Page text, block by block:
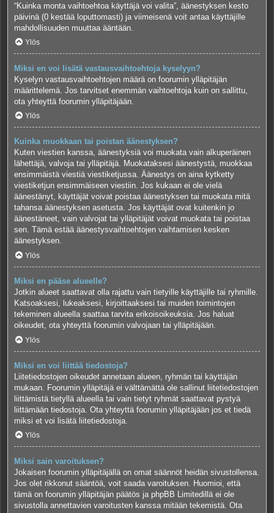
“Kuinka monta vaihtoehtoa käyttäjä voi valita”, äänestyksen kesto
päivinä (0 kestää loputtomasti) ja viimeisenä voit antaa käyttäjille
mahdollisuuden muuttaa ääntään.
Ylös
Miksi en voi lisätä vastausvaihtoehtoja kyselyyn?
Kyselyn vastausvaihtoehtojen määrä on foorumin ylläpitäjän
määrittelemä. Jos tarvitset enemmän vaihtoehtoja kuin on sallittu,
ota yhteyttä foorumin ylläpitäjään.
Ylös
Kuinka muokkaan tai poistan äänestyksen?
Kuten viestien kanssa, äänestyksiä voi muokata vain alkuperäinen
lähettäjä, valvoja tai ylläpitäjä. Muokataksesi äänestystä, muokkaa
ensimmäistä viestiä viestiketjussa. Äänestys on aina kytketty
viestiketjun ensimmäiseen viestiin. Jos kukaan ei ole vielä
äänestänyt, käyttäjät voivat poistaa äänestyksen tai muokata mitä
tahansa äänestyksen asetusta. Jos käyttäjät ovat kuitenkin jo
äänestäneet, vain valvojat tai ylläpitäjät voivat muokata tai poistaa
sen. Tämä estää äänestysvaihtoehtojen vaihtamisen kesken
äänestyksen.
Ylös
Miksi en pääse alueelle?
Jotkin alueet saattavat olla rajattu vain tietyille käyttäjille tai ryhmille.
Katsoaksesi, lukeaksesi, kirjoittaaksesi tai muiden toimintojen
tekeminen alueella saattaa tarvita erikoisoikeuksia. Jos haluat
oikeudet, ota yhteyttä foorumin valvojaan tai ylläpitäjään.
Ylös
Miksi en voi liittää tiedostoja?
Liitetiedostojen oikeudet annetaan alueen, ryhmän tai käyttäjän
mukaan. Foorumin ylläpitäjä ei välttämättä ole sallinut liitetiedostojen
liittämistä tietyllä alueella tai vain tietyt ryhmät saattavat pystyä
liittämään tiedostoja. Ota yhteyttä foorumin ylläpitäjään jos et tiedä
miksi et voi lisätä liitetiedostoja.
Ylös
Miksi sain varoituksen?
Jokaisen foorumin ylläpitäjällä on omat säännöt heidän sivustollensa.
Jos olet rikkonut sääntöä, voit saada varoituksen. Huomioi, että
tämä on foorumin ylläpitäjän päätös ja phpBB Limitedillä ei ole
sivustolla annettavien varoitusten kanssa mitään tekemistä. Ota